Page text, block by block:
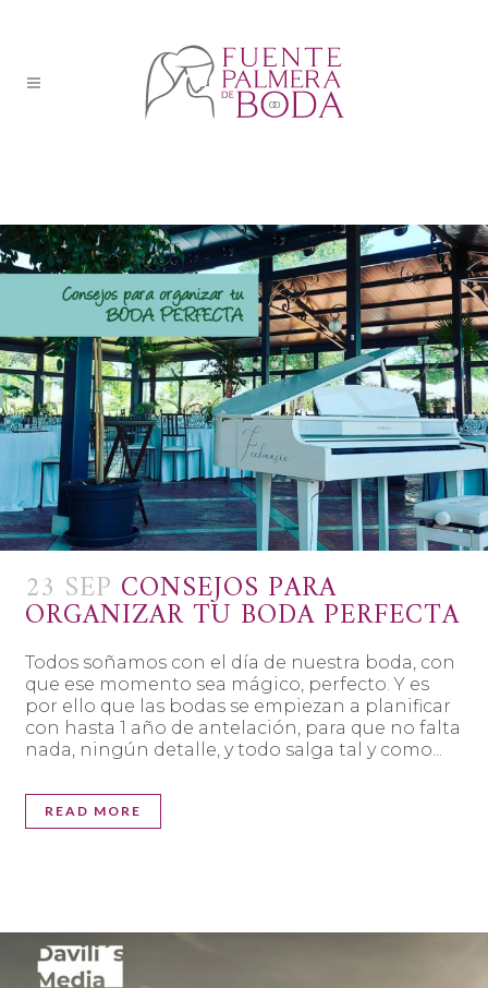
23 SEP CONSEJOS PARA
ORGANIZAR TU BODA PERFECTA
Todos soñamos con el día de nuestra boda, con
que ese momento sea mágico, perfecto. Y es
por ello que las bodas se empiezan a planificar
con hasta 1 año de antelación, para que no falta
nada, ningún detalle, y todo salga tal y como...
READ MORE